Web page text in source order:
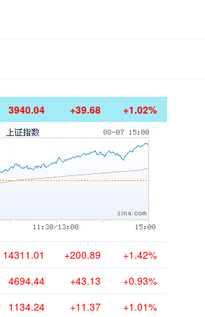
3940.04 +39.68 +1.02%
14311.01 +200.89 +1.42%
4694.44 +43.13 +0.93%
1134.24 +11.37 +1.01%